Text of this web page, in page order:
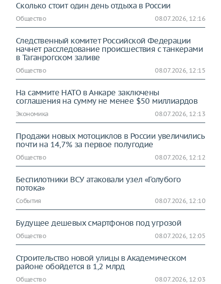
Сколько стоит один день отдыха в России
Общество 08.07.2026, 12:16
Следственный комитет Российской Федерации
начнет расследование происшествия с танкерами
в Таганрогском заливе
Общество 08.07.2026, 12:15
На саммите НАТО в Анкаре заключены
соглашения на сумму не менее $50 миллиардов
Экономика 08.07.2026, 12:13
Продажи новых мотоциклов в России увеличились
почти на 14,7% за первое полугодие
Общество 08.07.2026, 12:12
Беспилотники ВСУ атаковали узел «Голубого
потока»
События 08.07.2026, 12:10
Будущее дешевых смартфонов под угрозой
Общество 08.07.2026, 12:05
Строительство новой улицы в Академическом
районе обойдется в 1,2 млрд
Общество 08.07.2026, 12:03